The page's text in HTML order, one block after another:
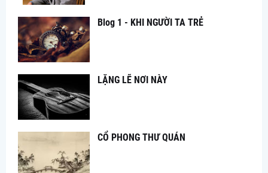
Blog 1 - KHI NGƯỜI TA TRẺ
LẶNG LẼ NƠI NÀY
CỔ PHONG THƯ QUÁN